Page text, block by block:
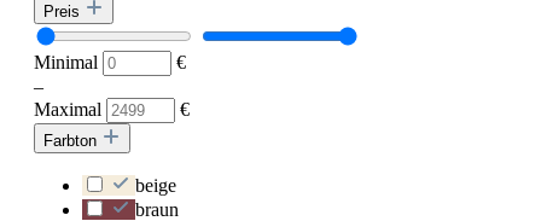
Preis
Minimal
€
–
Maximal
€
Farbton
beige
braun